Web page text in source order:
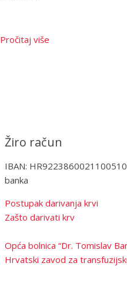
Pročitaj više
Žiro račun
IBAN:
banka
Postupak darivanja krvi
Zašto darivati krv
Opća bolnica “Dr. Tomislav
Hrvatski zavod za